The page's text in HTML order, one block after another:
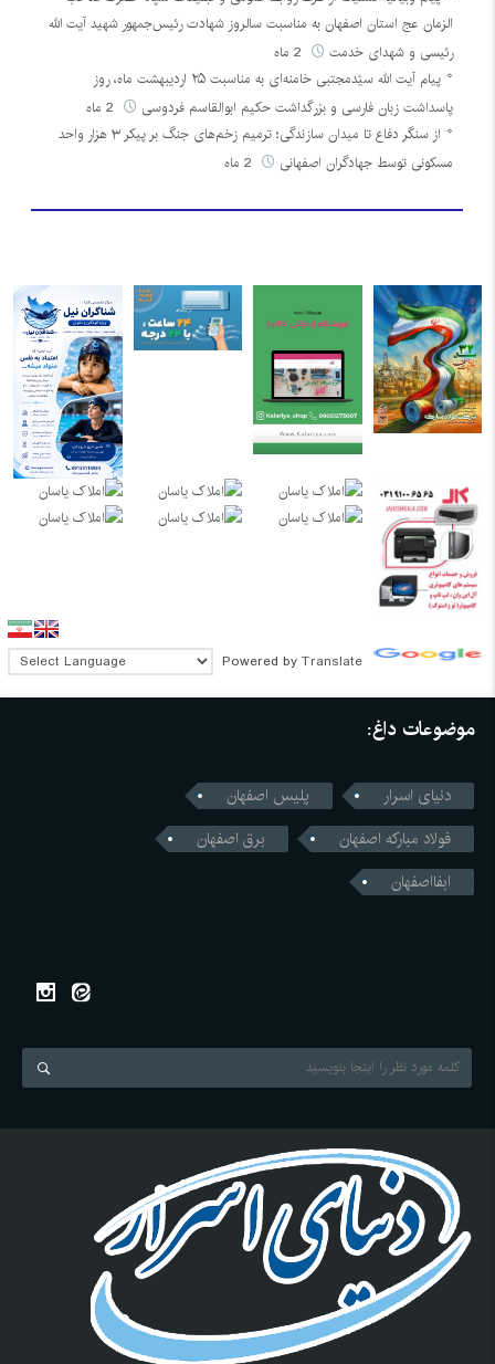
الزمان عج استان اصفهان به مناسبت سالروز شهادت رئیس‌جمهور شهید آیت الله
رئیسی و شهدای خدمت
پیام آیت الله سیّدمجتبی خامنه‌ای به مناسبت ۲۵ اردیبهشت ماه، روز
پاسداشت زبان فارسی و بزرگداشت حکیم ابوالقاسم فردوسی
از سنگر دفاع تا میدان سازندگی؛ ترمیم زخم‌های جنگ بر پیکر ۳ هزار واحد
مسکونی توسط جهادگران اصفهانی
Powered by Translate
موضوعات داغ:
دنیای اسرار
پلیس اصفهان
فولاد مبارکه اصفهان
برق اصفهان
ابفااصفهان